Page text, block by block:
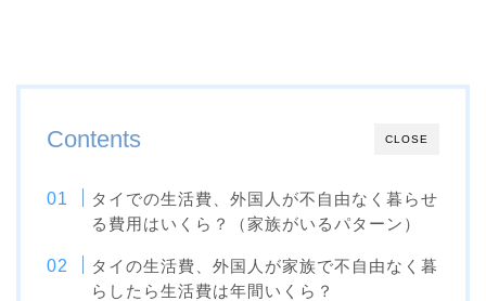
CLOSE
Contents
タイでの生活費、外国人が不自由なく暮らせ
る費用はいくら？（家族がいるパターン）
タイの生活費、外国人が家族で不自由なく暮
らしたら生活費は年間いくら？